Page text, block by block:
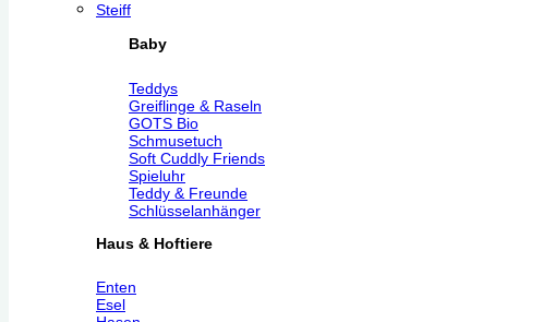
Steiff
Baby
Teddys
Greiflinge & Raseln
GOTS Bio
Schmusetuch
Soft Cuddly Friends
Spieluhr
Teddy & Freunde
Schlüsselanhänger
Haus & Hoftiere
Enten
Esel